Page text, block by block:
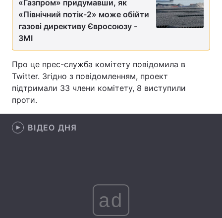
Зброя Інциденти
Здоров'я Туризм
Екологія Регіони
Лонгріди
«Газпром» придумавши, як
«Північний потік-2» може обійти
газові директиву Євросоюзу -
ЗМІ
Про це прес-служба комітету повідомила в
Twitter. Згідно з повідомленням, проект
підтримали 33 члени комітету, 8 виступили
проти.
ВІДЕО ДНЯ
ad